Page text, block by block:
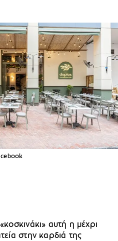
αυτή η μέχρι
στην καρδιά της